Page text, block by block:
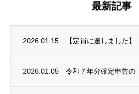
最新記事
2026.01.15
2026.01.05